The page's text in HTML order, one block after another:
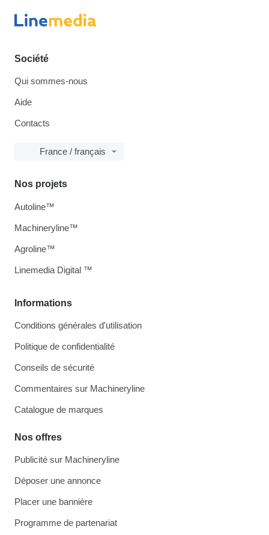
Société
Qui sommes-nous
Aide
Contacts
France / français
Informations
Conditions générales d'utilisation
Politique de confidentialité
Conseils de sécurité
Commentaires sur Machineryline
Catalogue de marques
Nos offres
Publicité sur Machineryline
Déposer une annonce
Placer une bannière
Programme de partenariat
Nos projets
Autoline™
Machineryline™
Agroline™
Linemedia Digital ™